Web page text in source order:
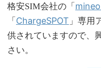
格安SIM会社の「
「 ChargeSPOT 」専用
供されていますので、
さい。